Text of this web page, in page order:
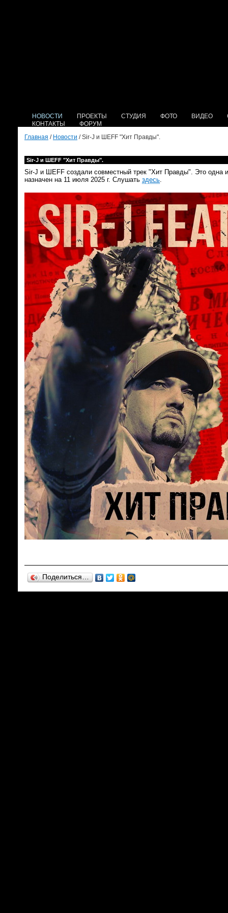
НОВОСТИ ПРОЕКТЫ СТУДИЯ ФОТО ВИДЕО
КОНТАКТЫ
ФОРУМ
Главная / Новости / Sir-J и ШЕFF "Хит Правды".
Sir-J и ШЕFF "Хит Правды".
Sir-J и ШЕFF создали совместный трек "Хит Правды". Это одна
назначен на 11 июля 2025 г. Слушать здесь.
Поделиться…